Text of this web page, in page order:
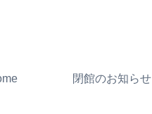
閉館のお知らせ